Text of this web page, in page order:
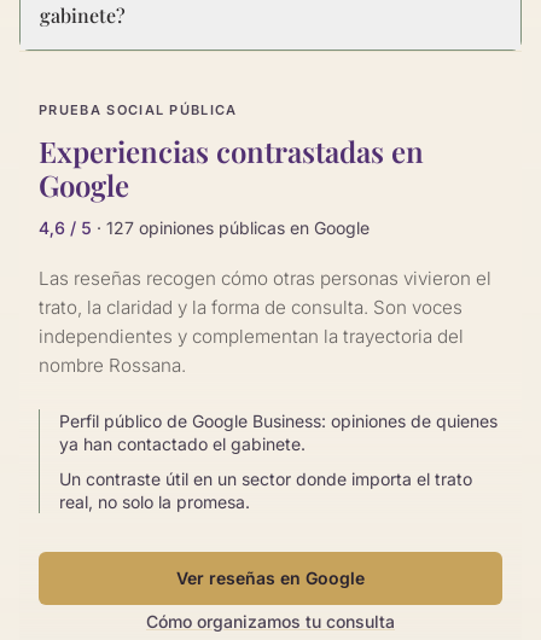
gabinete?
PRUEBA SOCIAL PÚBLICA
Experiencias contrastadas en
Google
4,6 / 5 · 127 opiniones públicas en Google
Las reseñas recogen cómo otras personas vivieron el
trato, la claridad y la forma de consulta. Son voces
independientes y complementan la trayectoria del
nombre Rossana.
Perfil público de Google Business: opiniones de quienes
ya han contactado el gabinete.
Un contraste útil en un sector donde importa el trato
real, no solo la promesa.
Ver reseñas en Google
Cómo organizamos tu consulta